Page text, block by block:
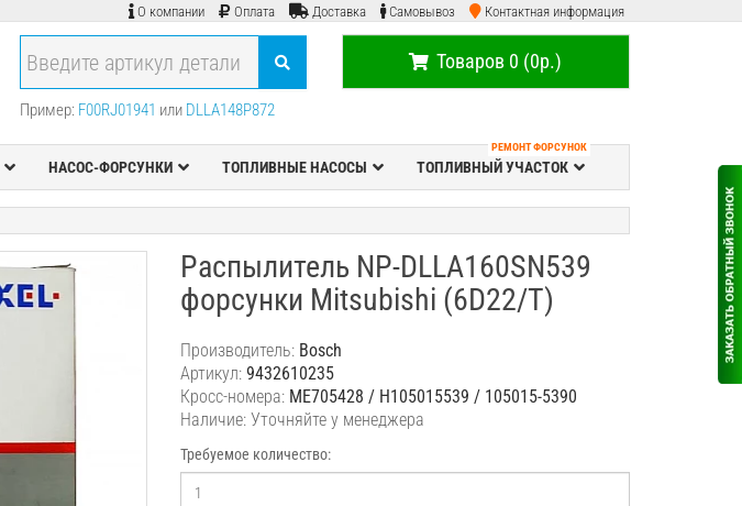
О компании Оплата Доставка Самовывоз Контактная информация
Пример: F00RJ01941 или DLLA148P872
Товаров 0 (0р.)
НАСОС-ФОРСУНКИ ТОПЛИВНЫЕ НАСОСЫ
РЕМОНТ ФОРСУНОК
ТОПЛИВНЫЙ УЧАСТОК
Распылитель NP-DLLA160SN539
форсунки Mitsubishi (6D22/T)
Производитель: Bosch
Артикул:9432610235
Кросс-номера: ME705428 / H105015539 / 105015-5390
Наличие: Уточняйте у менеджера
Требуемое количество: